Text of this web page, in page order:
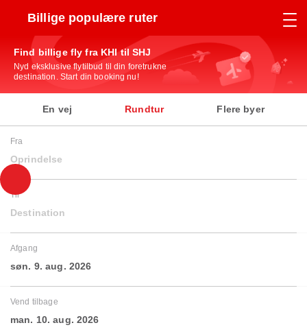
Billige populære ruter
Find billige fly fra KHI til SHJ
Nyd eksklusive flytilbud til din foretrukne
destination. Start din booking nu!
En vej Rundtur Flere byer
Fra
Oprindelse
Til
Destination
Afgang
søn. 9. aug. 2026
Vend tilbage
man. 10. aug. 2026